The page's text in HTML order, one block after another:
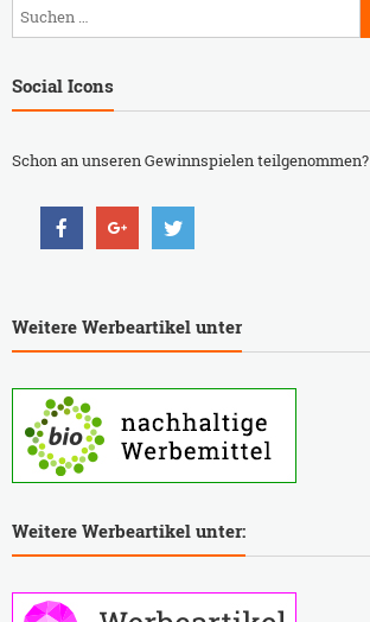
Social Icons
Schon an unseren Gewinnspielen teilgenommen?
Weitere Werbeartikel unter
Weitere Werbeartikel unter: